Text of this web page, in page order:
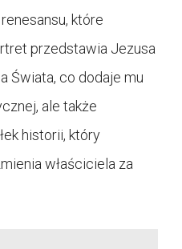
które
przedstawia Jezusa
Świata, co dodaje mu
ale także
historii, który
właściciela za